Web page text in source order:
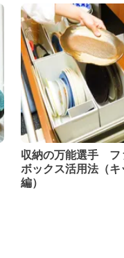
収納の万能選手 フ
ボックス活用法（キ
編）